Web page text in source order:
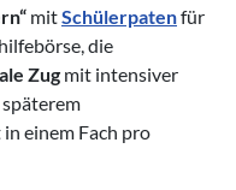
mitSchülerpatenfür
die
Zug mit intensiver
einem Fach pro